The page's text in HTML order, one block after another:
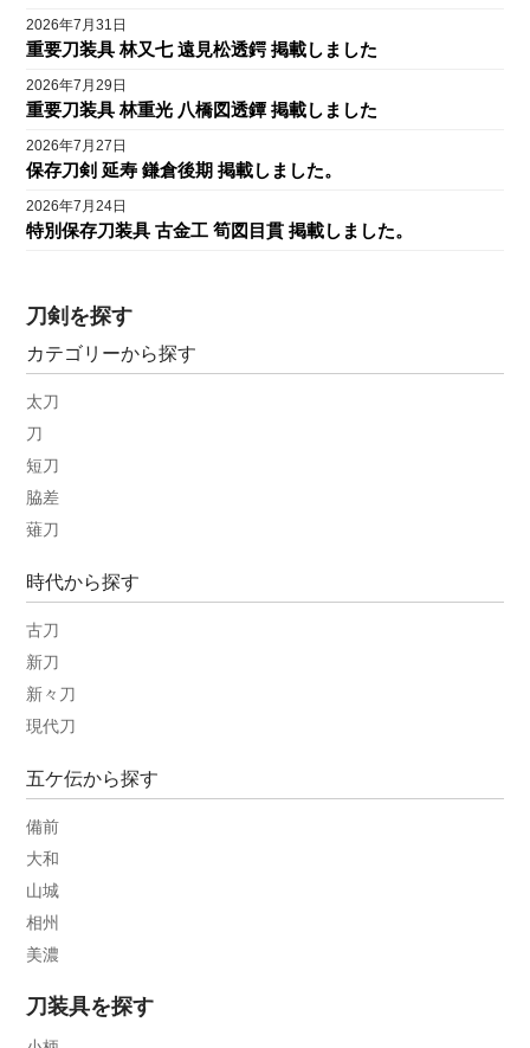
2026年7月31日
重要刀装具 林又七 遠見松透鍔 掲載しました
2026年7月29日
重要刀装具 林重光 八橋図透鐔 掲載しました
2026年7月27日
保存刀剣 延寿 鎌倉後期 掲載しました。
2026年7月24日
特別保存刀装具 古金工 筍図目貫 掲載しました。
刀剣を探す
カテゴリーから探す
太刀
刀
短刀
脇差
薙刀
時代から探す
古刀
新刀
新々刀
現代刀
五ケ伝から探す
備前
大和
山城
相州
美濃
刀装具を探す